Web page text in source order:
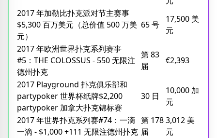
2017 年加勒比扑克派对节主赛事
$5,300 百万美元（总价值 500 万美
元）
65 号
17,500 美
元
2017 年欧洲世界扑克系列赛事
#5：THE COLOSSUS - 550 无限注
德州扑克
第 83
届
€2,393
2017 Playground 扑克俱乐部和
partypoker 世界杯纸牌$2,200
partypoker 加拿大扑克锦标赛
30 日
10,000 加
元
2017 年世界扑克系列赛#74：一滴
一滴 - $1,000 +111 无限注德州扑克
第 178
届
3,012 美
元